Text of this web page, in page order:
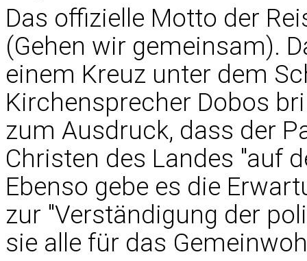
Das offizielle Motto der
(Gehen wir gemeinsam).
einem Kreuz unter dem
Kirchensprecher Dobos
zum Ausdruck, dass der
Christen des Landes "auf
Ebenso gebe es die
zur "Verständigung der
sie alle für das